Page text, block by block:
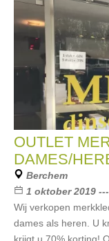
OUTLET
DAMES/
Berchem
1 oktober 2019
Wij verkopen
dames als heren. U